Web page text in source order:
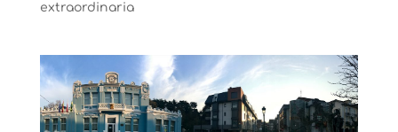
extraordinaria